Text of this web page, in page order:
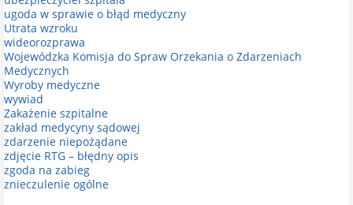
ugoda w sprawie o błąd medyczny
Utrata wzroku
wideorozprawa
Wojewódzka Komisja do Spraw Orzekania o Zdarzeniach
Medycznych
Wyroby medyczne
wywiad
Zakażenie szpitalne
zakład medycyny sądowej
zdarzenie niepożądane
zdjęcie RTG – błędny opis
zgoda na zabieg
znieczulenie ogólne